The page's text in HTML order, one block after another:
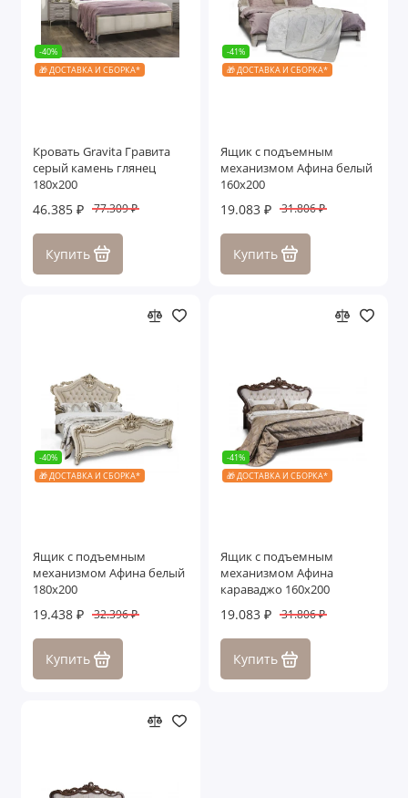
-40%
🎁 ДОСТАВКА И СБОРКА*
Кровать Gravita Гравита
серый камень глянец
180х200
46.385 ₽ 77.309 ₽
Купить
-41%
🎁 ДОСТАВКА И СБОРКА*
Ящик с подъемным
механизмом Афина белый
160х200
19.083 ₽ 31.806 ₽
Купить
-40%
🎁 ДОСТАВКА И СБОРКА*
Ящик с подъемным
механизмом Афина белый
180х200
19.438 ₽ 32.396 ₽
Купить
-41%
🎁 ДОСТАВКА И СБОРКА*
Ящик с подъемным
механизмом Афина
караваджо 160х200
19.083 ₽ 31.806 ₽
Купить